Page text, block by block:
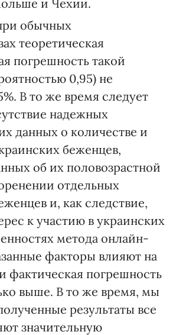
и Чехии.
обычных
теоретическая
погрешность такой
0,95) не
В то же время следует
надежных
данных о количестве и
беженцев,
об их половозрастной
отдельных
и, как следствие,
к участию в украинских
метода онлайн-
факторы влияют на
фактическая погрешность
выше. В то же время, мы
результаты все
значительную